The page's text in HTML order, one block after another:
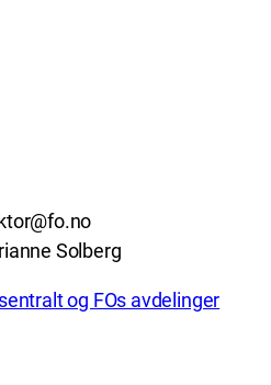
Solberg
og FOs avdelinger